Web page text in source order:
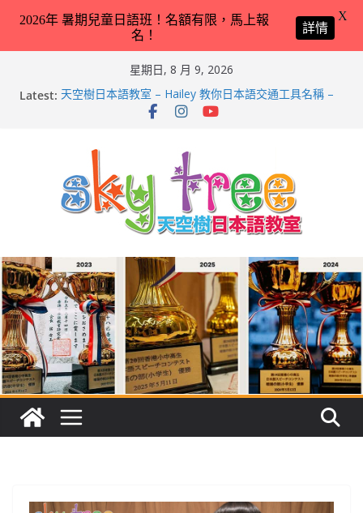
星期日, 8 月 9, 2026
Latest: 天空樹日本語教室 – Hailey 教你日本語交通工具名稱 –
2026兒童日語暑期班（適合完全未學過日語 3 － 11 歲
小朋友）！
天空樹日本語教室 – Tyler 教你動物園／水族館常見動物
名稱 – 2026-Feb-19
天空樹日本語教室 – Markus 教你動物園／水族館常見動
2026年 暑期兒童日語班！名額有限，馬上報
名！
詳情
X